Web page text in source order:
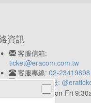
資訊
客服信箱:
ticket@eracom.com.tw
客服專線: 02-23419898
LINE客服:
服務時間:Mon-Fri